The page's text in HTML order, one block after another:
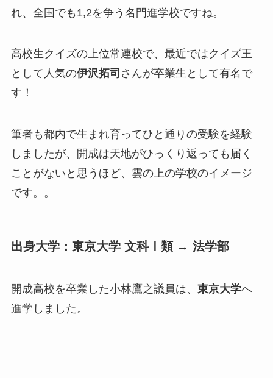
れ、全国でも1,2を争う名門進学校ですね。
高校生クイズの上位常連校で、最近ではクイズ王
として人気の伊沢拓司 さんが卒業生として有名で
す！
筆者も都内で生まれ育ってひと通りの受験を経験
しましたが、開成は天地がひっくり返っても届く
ことがないと思うほど、雲の上の学校のイメージ
です。。
出身大学：東京大学 文科Ⅰ類 → 法学部
開成高校を卒業した小林鷹之議員は、 東京大学へ
進学しました。